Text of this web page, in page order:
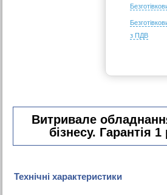
з ПДВ
Витривале
бізнесу. Гарантія 1
Технічні характеристики